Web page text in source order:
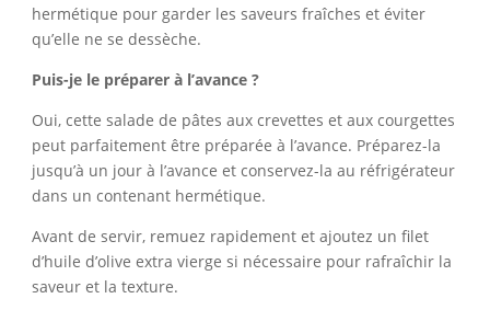
hermétique pour garder les saveurs fraîches et éviter
qu’elle ne se dessèche.
Puis-je le préparer à l’avance ?
Oui, cette salade de pâtes aux crevettes et aux courgettes
peut parfaitement être préparée à l’avance. Préparez-la
jusqu’à un jour à l’avance et conservez-la au réfrigérateur
dans un contenant hermétique.
Avant de servir, remuez rapidement et ajoutez un filet
d’huile d’olive extra vierge si nécessaire pour rafraîchir la
saveur et la texture.